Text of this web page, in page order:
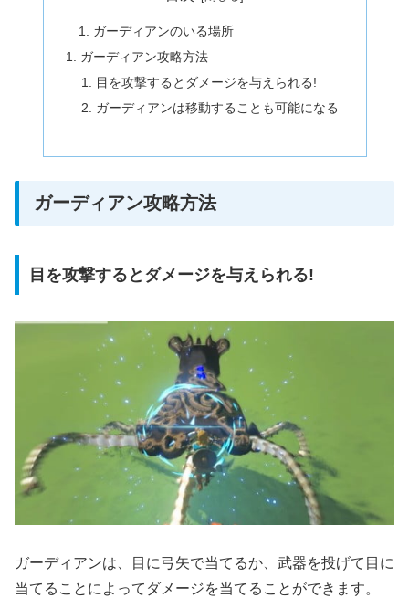
ガーディアンのいる場所
ガーディアン攻略方法
目を攻撃するとダメージを与えられる!
ガーディアンは移動することも可能になる
ガーディアン攻略方法
目を攻撃するとダメージを与えられる!
ガーディアンは、目に弓矢で当てるか、武器を投げて目に
当てることによってダメージを当てることができます。